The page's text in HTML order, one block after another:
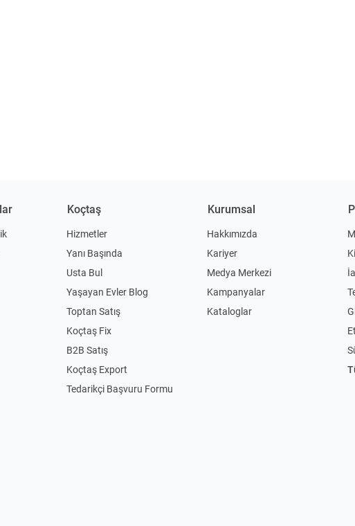
Koçtaş
Hizmetler
Yanı Başında
Usta Bul
Yaşayan Evler Blog
Toptan Satış
Koçtaş Fix
B2B Satış
Koçtaş Export
Tedarikçi Başvuru Formu
Kurumsal
Hakkımızda
Kariyer
Medya Merkezi
Kampanyalar
Kataloglar